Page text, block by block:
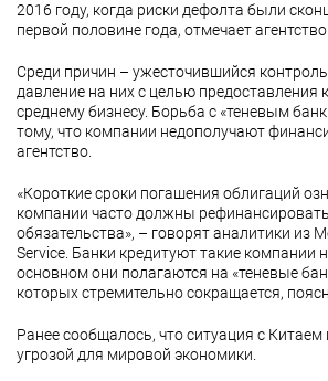
2016 году, когда риски дефолта были
первой половине года, отмечает агентство.
Среди причин – ужесточившийся
давление на них с целью предоставления
среднему бизнесу. Борьба с «теневым
тому, что компании недополучают
агентство.
«Короткие сроки погашения облигаций
компании часто должны
обязательства», – говорят аналитики из
Service. Банки кредитуют такие компании
основном они полагаются на «теневые
которых стремительно сокращается,
Ранее сообщалось, что ситуация с
угрозой для мировой экономики.